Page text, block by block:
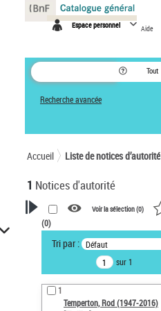
Espace personnel Aide
Tout
Recherche avancée
Accueil Liste de notices d’autorité
1 Notices d'autorité
VOTRE RECHERCHE
Recherche avancée dans les
notices d’autorité
Œuvres liées à l'auteur :
Temperton, Rod (1947-2016)
Voir la sélection (0)
(0)
Tri par : Défaut
sur 1
1
Temperton, Rod (1947-2016)
Panneau de gestion des cookies